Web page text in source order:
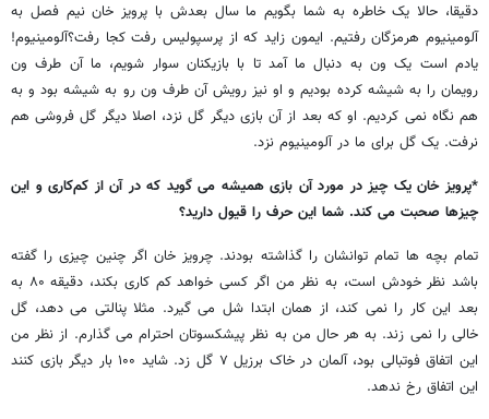
دقیقا، حالا یک خاطره به شما بگویم ما سال بعدش با پرویز خان نیم فصل به
آلومینیوم هرمزگان رفتیم. ایمون زاید که از پرسپولیس رفت کجا رفت؟آلومینیوم!
یادم است یک ون به دنبال ما آمد تا با بازیکنان سوار شویم، ما آن طرف ون
رویمان را به شیشه کرده بودیم و او نیز رویش آن طرف ون رو به شیشه بود و به
هم نگاه نمی کردیم. او که بعد از آن بازی دیگر گل نزد، اصلا دیگر گل فروشی هم
نرفت. یک گل برای ما در آلومینیوم نزد.
*پرویز خان یک چیز در مورد آن بازی همیشه می گوید که در آن از کم‌کاری و این
چیزها صحبت می کند. شما این حرف را قیول دارید؟
تمام بچه ها تمام توانشان را گذاشته بودند. چرویز خان اگر چنین چیزی را گفته
باشد نظر خودش است، به نظر من اگر کسی خواهد کم کاری بکند، دقیقه ۸۰ به
بعد این کار را نمی کند، از همان ابتدا شل می گیرد. مثلا پنالتی می دهد، گل
خالی را نمی زند. به هر حال من به نظر پیشکسوتان احترام می گذارم. از نظر من
این اتفاق فوتبالی بود، آلمان در خاک برزیل ۷ گل زد. شاید ۱۰۰ بار دیگر بازی کنند
این اتفاق رخ ندهد.